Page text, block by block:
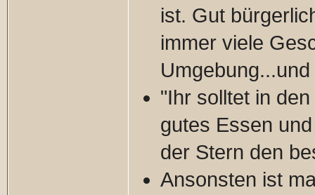
ist. Gut
immer viele
"Ihr solltet in
gutes Essen
der Stern den
Ansonsten ist